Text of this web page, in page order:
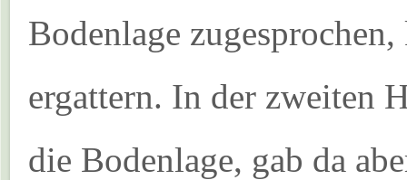
Bodenlage
ergattern. In der zweiten
die Bodenlage, gab da